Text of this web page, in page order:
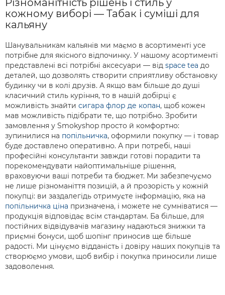
Різноманітність рішень і стиль у
кожному виборі — Табак і суміші для
кальяну
Шанувальникам кальянів ми маємо в асортименті усе
потрібне для якісного відпочинку. У нашому асортименті
представлені всі потрібні аксесуари — від space tea до
деталей, що дозволять створити сприятливу обстановку
будинку чи в колі друзів. А якщо вам більше до душі
класичний стиль куріння, то в нашій добірці є
можливість знайти сигара флор де копан, щоб кожен
мав можливість підібрати те, що потрібно. Зробити
замовлення у Smokyshop просто й комфортно:
зупинилися на попільничка, оформили покупку — і товар
буде доставлено оперативно. А при потребі, наші
професійні консультанти завжди готові порадити та
порекомендувати найоптимальніше рішення,
враховуючи ваші потреби та бюджет. Ми забезпечуємо
не лише різноманіття позицій, а й прозорість у кожній
покупці: ви заздалегідь отримуєте інформацію, яка на
попільничка ціна призначена, і можете не сумніватися —
продукція відповідає всім стандартам. Ба більше, для
постійних відвідувачів магазину надаються знижки та
приємні бонуси, щоб шопінг приносив ще більше
радості. Ми цінуємо відданість і довіру наших покупців та
створюємо умови, щоб вибір і покупка приносили лише
задоволення.